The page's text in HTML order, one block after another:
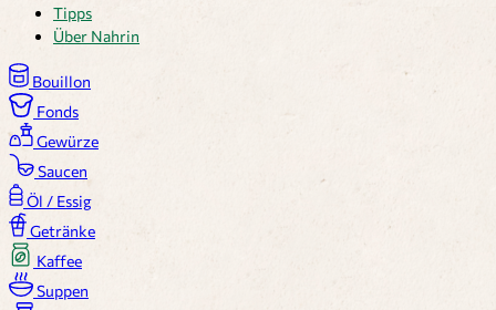
Tipps
Über Nahrin
Bouillon
Fonds
Gewürze
Saucen
Öl / Essig
Getränke
Kaffee
Suppen